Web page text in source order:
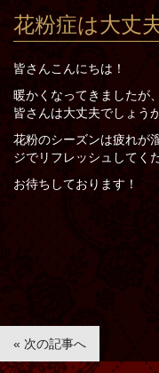
花粉症は大丈
皆さんこんにちは！
暖かくなってきましたが
皆さんは大丈夫でしょう
花粉のシーズンは疲れが
ジでリフレッシュしてく
お待ちしております！
« 次の記事へ